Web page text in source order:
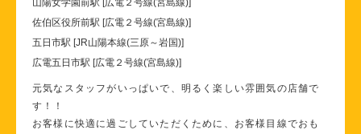
佐伯区役所前駅 [広電２号線(宮島線)]
五日市駅 [JR山陽本線(三原～岩国)]
広電五日市駅 [広電２号線(宮島線)]
元気なスタッフがいっぱいで、明るく楽しい雰囲気の店舗で
す！！
お客様に快適に過ごしていただくために、お客様目線でおも